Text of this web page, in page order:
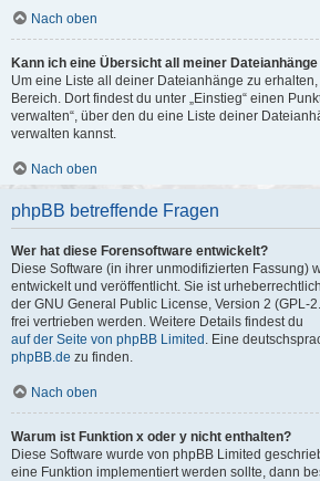
Nach oben
Kann ich eine Übersicht all meiner
Um eine Liste all deiner Dateianhänge zu
Bereich. Dort findest du unter „Einstieg“ einen
verwalten“, über den du eine Liste deiner
verwalten kannst.
Nach oben
phpBB betreffende Fragen
Wer hat diese Forensoftware entwickelt?
Diese Software (in ihrer unmodifizierten Fassung)
entwickelt und veröffentlicht. Sie ist
der GNU General Public License, Version 2 (GPL-
frei vertrieben werden. Weitere Details findest du
auf der Seite von phpBB Limited . Eine
phpBB.de zu finden.
Nach oben
Warum ist Funktion x oder y nicht enthalten?
Diese Software wurde von phpBB Limited
eine Funktion implementiert werden sollte, dann